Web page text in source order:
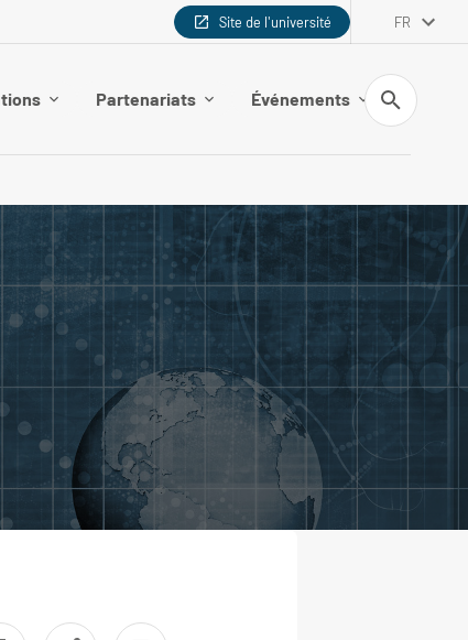
Site de l'université FR
Partenariats Événements
Recherche